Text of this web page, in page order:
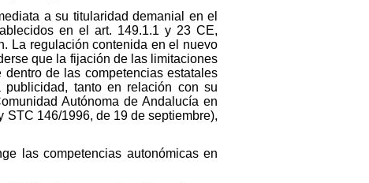
a su titularidad demanial en el
en el art. 149.1.1 y 23 CE,
La regulación contenida en el nuevo
que la fijación de las limitaciones
de las competencias estatales
tanto en relación con su
Autónoma de Andalucía en
146/1996, de 19 de septiembre),
las competencias autonómicas en